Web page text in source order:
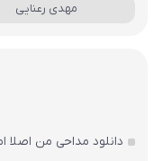
مهدی رعنایی
دانلود مداحی من اصلا